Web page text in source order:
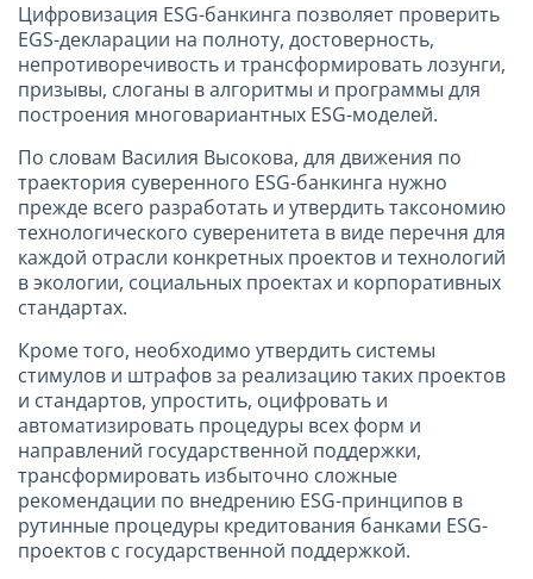
Цифровизация ESG-банкинга позволяет проверить
EGS-декларации на полноту, достоверность,
непротиворечивость и трансформировать лозунги,
призывы, слоганы в алгоритмы и программы для
построения многовариантных ESG-моделей.
По словам Василия Высокова, для движения по
траектория суверенного ESG-банкинга нужно
прежде всего разработать и утвердить таксономию
технологического суверенитета в виде перечня для
каждой отрасли конкретных проектов и технологий
в экологии, социальных проектах и корпоративных
стандартах.
Кроме того, необходимо утвердить системы
стимулов и штрафов за реализацию таких проектов
и стандартов, упростить, оцифровать и
автоматизировать процедуры всех форм и
направлений государственной поддержки,
трансформировать избыточно сложные
рекомендации по внедрению ESG-принципов в
рутинные процедуры кредитования банками ESG-
проектов с государственной поддержкой.